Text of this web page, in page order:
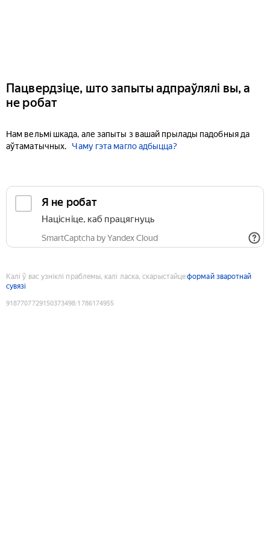
Пацвердзіце, што запыты адпраўлялі вы, а
не робат
Нам вельмі шкада, але запыты з вашай прылады падобныя да
аўтаматычных.
Чаму гэта магло адбыцца?
Я не робат
Націсніце, каб працягнуць
SmartCaptcha by Yandex Cloud
Калі ў вас узніклі праблемы, калі ласка, скарыстайцеформай зваротнай
сувязі
9187707729150373498:1786174955